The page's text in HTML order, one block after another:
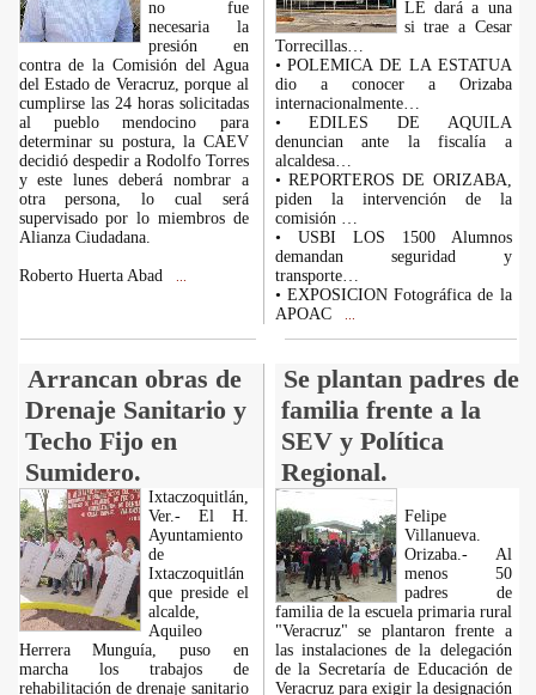
no fue
necesaria la
presión en
contra de la Comisión del Agua
del Estado de Veracruz, porque al
cumplirse las 24 horas solicitadas
al pueblo mendocino para
determinar su postura, la CAEV
decidió despedir a Rodolfo Torres
y este lunes deberá nombrar a
otra persona, lo cual será
supervisado por lo miembros de
Alianza Ciudadana.
Roberto Huerta Abad
LE dará a una
si trae a Cesar
Torrecillas…
• POLEMICA DE LA ESTATUA
dio a conocer a Orizaba
internacionalmente…
• EDILES DE AQUILA
denuncian ante la fiscalía a
alcaldesa…
• REPORTEROS DE ORIZABA,
piden la intervención de la
comisión …
• USBI LOS 1500 Alumnos
demandan seguridad y
transporte…
• EXPOSICION Fotográfica de la
APOAC
Arrancan obras de
Drenaje Sanitario y
Techo Fijo en
Sumidero.
Se plantan padres de
familia frente a la
SEV y Política
Regional.
Ixtaczoquitlán,
Ver.- El H.
Ayuntamiento
de
Ixtaczoquitlán
que preside el
alcalde,
Aquileo
Herrera Munguía, puso en
marcha los trabajos de
rehabilitación de drenaje sanitario
Felipe
Villanueva.
Orizaba.- Al
menos 50
padres de
familia de la escuela primaria rural
"Veracruz" se plantaron frente a
las instalaciones de la delegación
de la Secretaría de Educación de
Veracruz para exigir la designación